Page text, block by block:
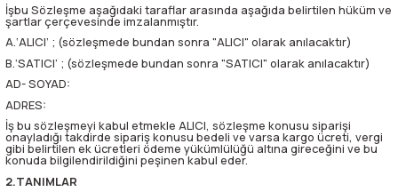
İşbu Sözleşme aşağıdaki taraflar arasında aşağıda belirtilen hüküm ve
şartlar çerçevesinde imzalanmıştır.
A.‘ALICI’ ; (sözleşmede bundan sonra "ALICI" olarak anılacaktır)
B.‘SATICI’ ; (sözleşmede bundan sonra "SATICI" olarak anılacaktır)
AD- SOYAD:
ADRES:
İş bu sözleşmeyi kabul etmekle ALICI, sözleşme konusu siparişi
onayladığı takdirde sipariş konusu bedeli ve varsa kargo ücreti, vergi
gibi belirtilen ek ücretleri ödeme yükümlülüğü altına gireceğini ve bu
konuda bilgilendirildiğini peşinen kabul eder.
2.TANIMLAR